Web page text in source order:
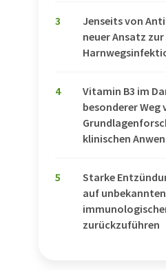
3
Jenseits von
neuer Ansatz
4
Vitamin B3 im
besonderer Weg
klinischen
5
Starke
auf unbekannten
zurückzuführen